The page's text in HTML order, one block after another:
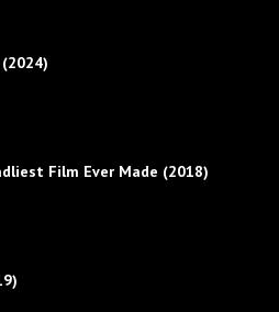
Film Ever Made (2018)